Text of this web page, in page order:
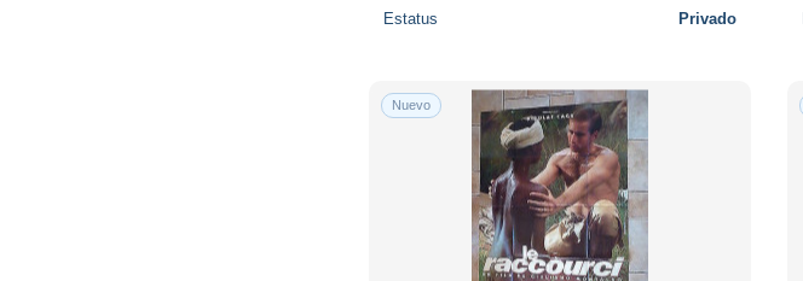
Estatus Privado
Nuevo